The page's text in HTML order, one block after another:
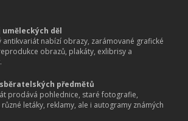
uměleckých děl
antikvariát nabízí obrazy, zarámované grafické
obrazů, plakáty, exlibrisy a
předmětů
prodává pohlednice, staré fotografie,
letáky, reklamy, ale i autogramy známých